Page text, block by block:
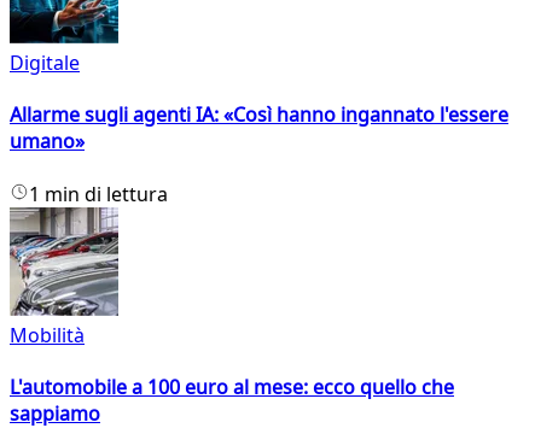
Digitale
Allarme sugli agenti IA: «Così hanno ingannato l'essere
umano»
1 min di lettura
Mobilità
L'automobile a 100 euro al mese: ecco quello che
sappiamo